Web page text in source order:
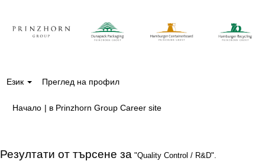
Език Преглед на профил
Начало | в Prinzhorn Group Career site(настояща
Резултати от търсене за "Quality Control / R&D".